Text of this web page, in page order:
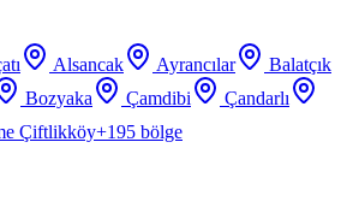
Alsancak Ayrancılar
Balatçık
Bozyaka Çamdibi
Çandarlı
Çiftlikköy+195 bölge